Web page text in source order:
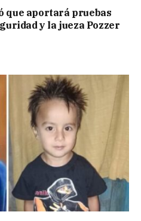
que aportará pruebas
y la jueza Pozzer